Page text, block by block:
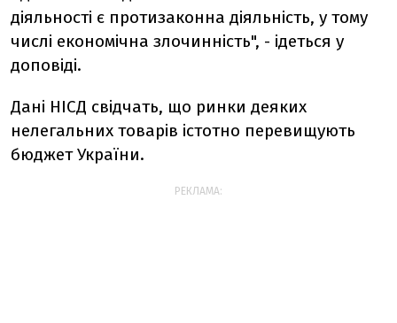
діяльності є протизаконна діяльність, у тому
числі економічна злочинність", - ідеться у
доповіді.
Дані НІСД свідчать, що ринки деяких
нелегальних товарів істотно перевищують
бюджет України.
РЕКЛАМА: